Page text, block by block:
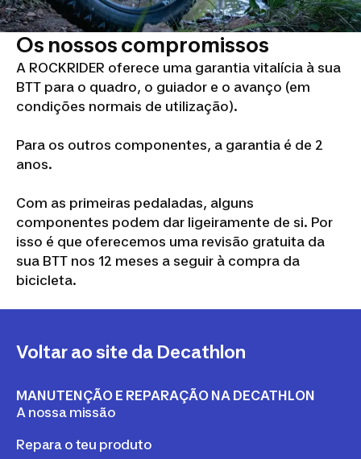
Os nossos compromissos
A ROCKRIDER oferece uma garantia vitalícia à sua
BTT para o quadro, o guiador e o avanço (em
condições normais de utilização).
Para os outros componentes, a garantia é de 2
anos.
Com as primeiras pedaladas, alguns
componentes podem dar ligeiramente de si. Por
isso é que oferecemos uma revisão gratuita da
sua BTT nos 12 meses a seguir à compra da
bicicleta.
Voltar ao site da Decathlon
MANUTENÇÃO E REPARAÇÃO NA DECATHLON
A nossa missão
Repara o teu produto